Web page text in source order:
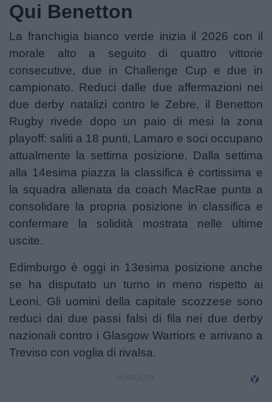
Qui Benetton​
La franchigia bianco verde inizia il 2026 con il
morale alto a seguito di quattro vittorie
consecutive, due in Challenge Cup e due in
campionato. Reduci dalle due affermazioni nei
due derby natalizi contro le Zebre, il Benetton
Rugby rivede dopo un paio di mesi la zona
playoff: saliti a 18 punti, Lamaro e soci occupano
attualmente la settima posizione. Dalla settima
alla 14esima piazza la classifica è cortissima e
la squadra allenata da coach MacRae punta a
consolidare la propria posizione in classifica e
confermare la solidità mostrata nelle ultime
uscite.
Edimburgo è oggi in 13esima posizione anche
se ha disputato un turno in meno rispetto ai
Leoni. Gli uomini della capitale scozzese sono
reduci dai due passi falsi di fila nei due derby
nazionali contro i Glasgow Warriors e arrivano a
Treviso con voglia di rivalsa.